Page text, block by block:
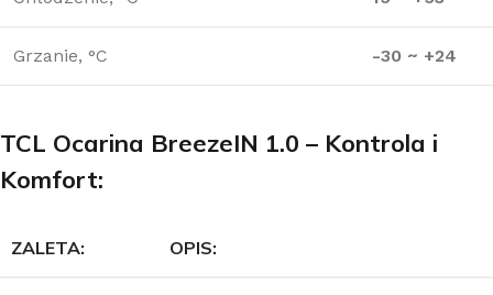
Grzanie, °C -30 ~ +24
TCL Ocarina BreezeIN 1.0 – Kontrola i
Komfort:
ZALETA: OPIS: